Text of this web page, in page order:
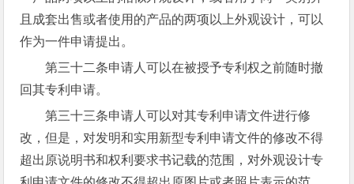
且成套出售或者使用的产品的两项以上外观设计，可以
作为一件申请提出。
第三十二条申请人可以在被授予专利权之前随时撤
回其专利申请。
第三十三条申请人可以对其专利申请文件进行修
改，但是，对发明和实用新型专利申请文件的修改不得
超出原说明书和权利要求书记载的范围，对外观设计专